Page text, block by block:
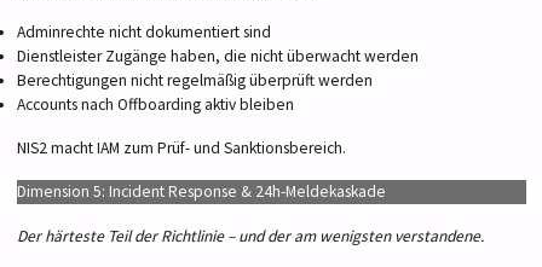
Adminrechte nicht dokumentiert sind
Dienstleister Zugänge haben, die nicht überwacht werden
Berechtigungen nicht regelmäßig überprüft werden
Accounts nach Offboarding aktiv bleiben
NIS2 macht IAM zum Prüf- und Sanktionsbereich.
Dimension 5: Incident Response & 24h-Meldekaskade
Der härteste Teil der Richtlinie – und der am wenigsten verstandene.